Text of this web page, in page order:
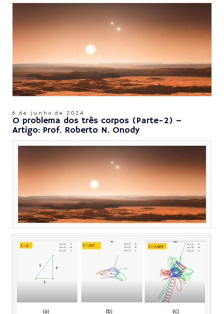
6 de junho de 2024
O problema dos três corpos (Parte-2) –
Artigo: Prof. Roberto N. Onody